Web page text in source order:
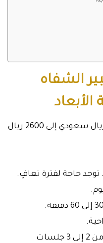
الشفاه
الأبعاد
تتراوح من 2000 ريال سعودي إلى 2600 ريال
توجد حاجة لفترة تعافٍ.
من 2 إلى 3 جلسات